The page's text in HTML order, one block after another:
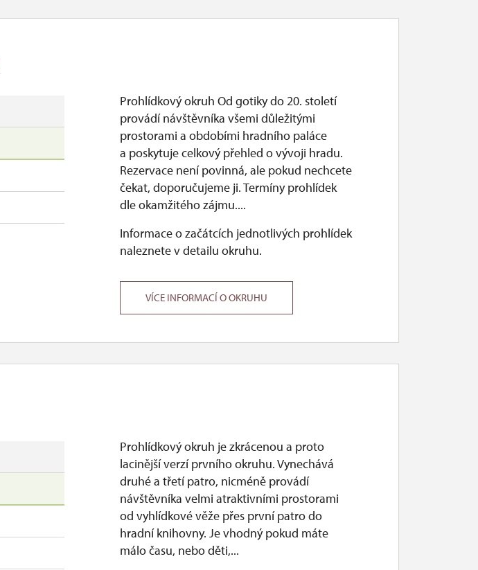
Prohlídkový okruh Od gotiky do 20. století
provádí návštěvníka všemi důležitými
prostorami a obdobími hradního paláce
a poskytuje celkový přehled o vývoji hradu.
Rezervace není povinná, ale pokud nechcete
čekat, doporučujeme ji. Termíny prohlídek
dle okamžitého zájmu....
Informace o začátcích jednotlivých prohlídek
naleznete v detailu okruhu.
VÍCE INFORMACÍ O OKRUHU
Prohlídkový okruh je zkrácenou a proto
lacinější verzí prvního okruhu. Vynechává
druhé a třetí patro, nicméně provádí
návštěvníka velmi atraktivními prostorami
od vyhlídkové věže přes první patro do
hradní knihovny. Je vhodný pokud máte
málo času, nebo děti,...